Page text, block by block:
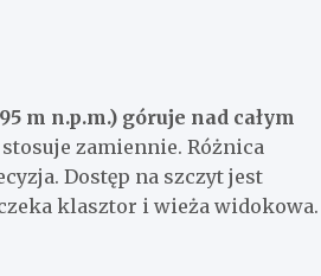
m n.p.m.) góruje nad całym
zamiennie. Różnica
Dostęp na szczyt jest
klasztor i wieża widokowa.